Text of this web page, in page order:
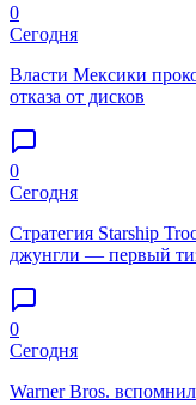
0
Сегодня
Власти Мексики
отказа от дисков
0
Сегодня
Стратегия Starship
джунгли — первый
0
Сегодня
Warner Bros.